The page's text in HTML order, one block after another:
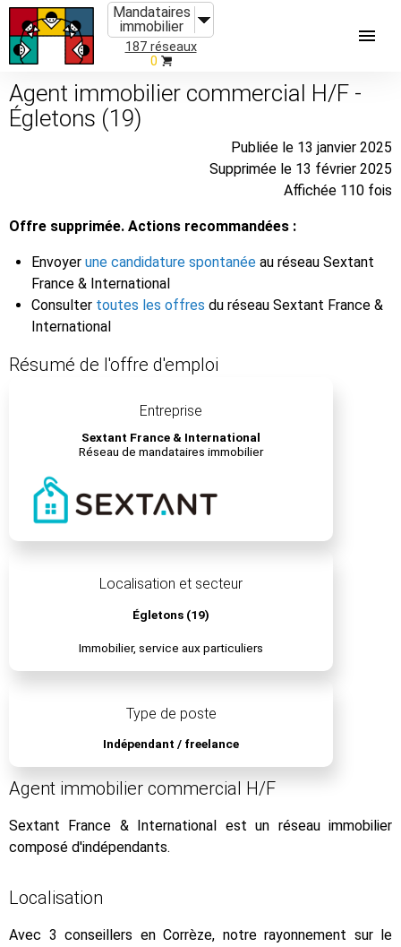
Mandataires
immobilier
187 réseaux
0
Agent immobilier commercial H/F -
Égletons (19)
Publiée le 13 janvier 2025
Supprimée le 13 février 2025
Affichée 110 fois
Offre supprimée. Actions recommandées :
Envoyer une candidature spontanée au réseau Sextant
France & International
Consulter toutes les offres du réseau Sextant France &
International
Résumé de l'offre d'emploi
Entreprise
Sextant France & International
Réseau de mandataires immobilier
Localisation et secteur
Égletons (19)
Immobilier, service aux particuliers
Type de poste
Indépendant / freelance
Agent immobilier commercial H/F
Sextant France & International est un réseau immobilier
composé d'indépendants.
Localisation
Avec 3 conseillers en Corrèze, notre rayonnement sur le